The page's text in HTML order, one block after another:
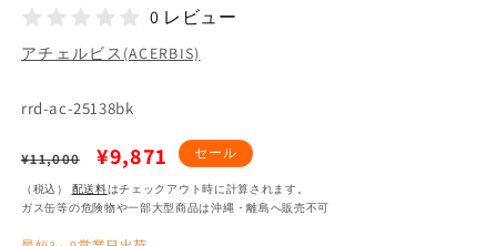
0 レビュー
アチェルビス(ACERBIS)
SKU:
rrd-ac-25138bk
通
常
価
¥11,000
セ
ー
ル
¥9,871 セール
（税込） 配送料はチェックアウト時に計算されます。
ガス缶等の危険物や一部大型商品は沖縄・離島へ販売不可